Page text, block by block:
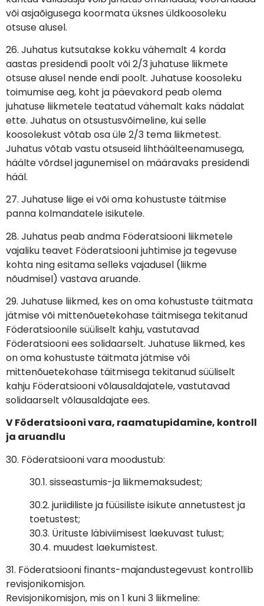
või asjaõigusega koormata üksnes üldkoosoleku
otsuse alusel.
26. Juhatus kutsutakse kokku vähemalt 4 korda
aastas presidendi poolt või 2/3 juhatuse liikmete
otsuse alusel nende endi poolt. Juhatuse koosoleku
toimumise aeg, koht ja päevakord peab olema
juhatuse liikmetele teatatud vähemalt kaks nädalat
ette. Juhatus on otsustusvõimeline, kui selle
koosolekust võtab osa üle 2/3 tema liikmetest.
Juhatus võtab vastu otsuseid lihthäälteenamusega,
häälte võrdsel jagunemisel on määravaks presidendi
hääl.
27. Juhatuse liige ei või oma kohustuste täitmise
panna kolmandatele isikutele.
28. Juhatus peab andma Föderatsiooni liikmetele
vajaliku teavet Föderatsiooni juhtimise ja tegevuse
kohta ning esitama selleks vajadusel (liikme
nõudmisel) vastava aruande.
29. Juhatuse liikmed, kes on oma kohustuste täitmata
jätmise või mittenõuetekohase täitmisega tekitanud
Föderatsioonile süüliselt kahju, vastutavad
Föderatsiooni ees solidaarselt. Juhatuse liikmed, kes
on oma kohustuste täitmata jätmise või
mittenõuetekohase täitmisega tekitanud süüliselt
kahju Föderatsiooni võlausaldajatele, vastutavad
solidaarselt võlausaldajate ees.
V Föderatsiooni vara, raamatupidamine, kontroll
ja aruandlu
30. Föderatsiooni vara moodustub:
30.1. sisseastumis-ja liikmemaksudest;
30.2. juriidiliste ja füüsiliste isikute annetustest ja
toetustest;
30.3. Ürituste läbiviimisest laekuvast tulust;
30.4. muudest laekumistest.
31. Föderatsiooni finants-majandustegevust kontrollib
revisjonikomisjon.
Revisjonikomisjon, mis on 1 kuni 3 liikmeline: